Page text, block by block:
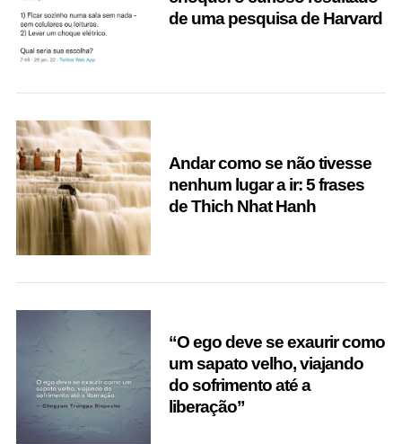
de uma pesquisa de Harvard
Andar como se não tivesse
nenhum lugar a ir: 5 frases
de Thich Nhat Hanh
“O ego deve se exaurir como
um sapato velho, viajando
do sofrimento até a
liberação”